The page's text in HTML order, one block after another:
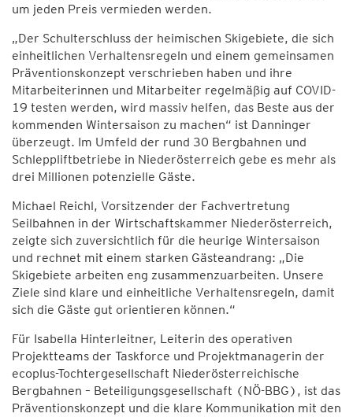
um jeden Preis vermieden werden.
„Der Schulterschluss der heimischen Skigebiete, die sich
einheitlichen Verhaltensregeln und einem gemeinsamen
Präventionskonzept verschrieben haben und ihre
Mitarbeiterinnen und Mitarbeiter regelmäßig auf COVID-
19 testen werden, wird massiv helfen, das Beste aus der
kommenden Wintersaison zu machen“ ist Danninger
überzeugt. Im Umfeld der rund 30 Bergbahnen und
Schleppliftbetriebe in Niederösterreich gebe es mehr als
drei Millionen potenzielle Gäste.
Michael Reichl, Vorsitzender der Fachvertretung
Seilbahnen in der Wirtschaftskammer Niederösterreich,
zeigte sich zuversichtlich für die heurige Wintersaison
und rechnet mit einem starken Gästeandrang: „Die
Skigebiete arbeiten eng zusammenzuarbeiten. Unsere
Ziele sind klare und einheitliche Verhaltensregeln, damit
sich die Gäste gut orientieren können.“
Für Isabella Hinterleitner, Leiterin des operativen
Projektteams der Taskforce und Projektmanagerin der
ecoplus-Tochtergesellschaft Niederösterreichische
Bergbahnen – Beteiligungsgesellschaft (NÖ-BBG), ist das
Präventionskonzept und die klare Kommunikation mit den